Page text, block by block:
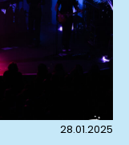
28.01.2025